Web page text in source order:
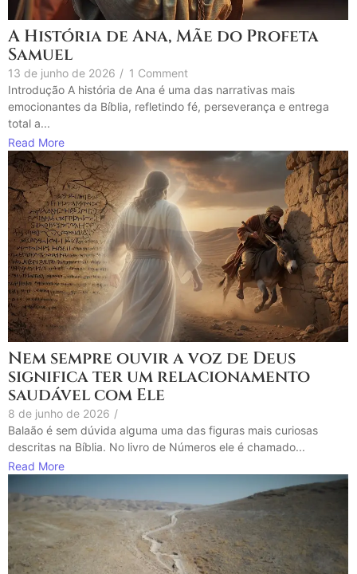
A História de Ana, Mãe do Profeta
Samuel
13 de junho de 2026 / 1 Comment
Introdução A história de Ana é uma das narrativas mais
emocionantes da Bíblia, refletindo fé, perseverança e entrega
total a...
Read More
Nem sempre ouvir a voz de Deus
significa ter um relacionamento
saudável com Ele
8 de junho de 2026 /
Balaão é sem dúvida alguma uma das figuras mais curiosas
descritas na Bíblia. No livro de Números ele é chamado...
Read More